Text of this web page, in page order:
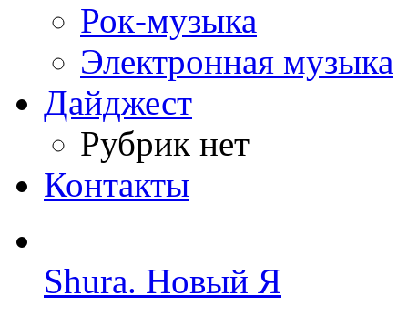
Рок-музыка
Электронная музыка
Дайджест
Рубрик нет
Контакты
Shura. Новый Я